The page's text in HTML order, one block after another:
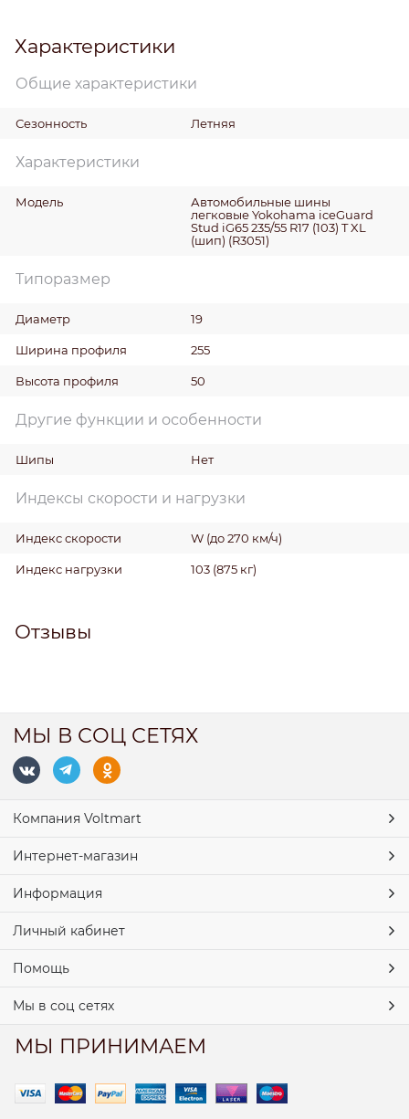
Характеристики
Общие характеристики
Сезонность Летняя
Характеристики
Модель
Автомобильные шины
легковые Yokohama iceGuard
Stud iG65 235/55 R17 (103) T XL
(шип) (R3051)
Типоразмер
Диаметр 19
Ширина профиля 255
Высота профиля 50
Другие функции и особенности
Шипы Нет
Индексы скорости и нагрузки
Индекс скорости W (до 270 км/ч)
Индекс нагрузки 103 (875 кг)
Отзывы
МЫ В СОЦ СЕТЯХ
Компания Voltmart
Интернет-магазин
Информация
Личный кабинет
Помощь
Мы в соц сетях
МЫ ПРИНИМАЕМ